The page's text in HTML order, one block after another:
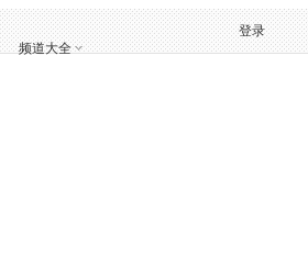
频道大全
登录